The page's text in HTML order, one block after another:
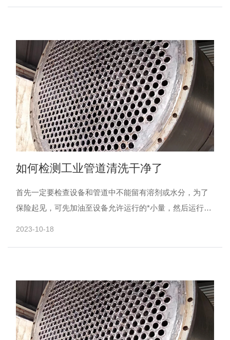
如何检测工业管道清洗干净了
首先一定要检查设备和管道中不能留有溶剂或水分，为了
保险起见，可先加油至设备允许运行的*小量，然后运行30
2023-10-18